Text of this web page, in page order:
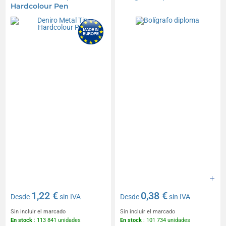
Hardcolour Pen
Desde 1,22 €sin IVA
Sin incluir el marcado
En stock : 113 841 unidades
Desde 0,38 €sin IVA
Sin incluir el marcado
En stock : 101 734 unidades